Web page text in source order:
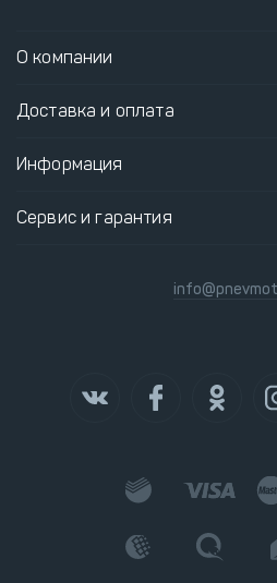
О компании
Доставка и оплата
Информация
Сервис и гарантия